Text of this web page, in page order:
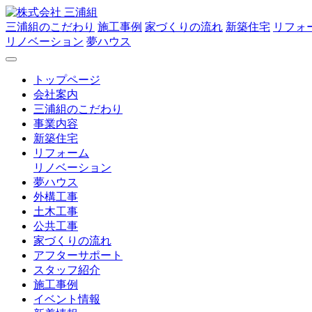
三浦組のこだわり 施工事例 家づくりの流れ 新築住宅 リフォ
リノベーション 夢ハウス
トップページ
会社案内
三浦組のこだわり
事業内容
新築住宅
リフォーム
リノベーション
夢ハウス
外構工事
土木工事
公共工事
家づくりの流れ
アフターサポート
スタッフ紹介
施工事例
イベント情報